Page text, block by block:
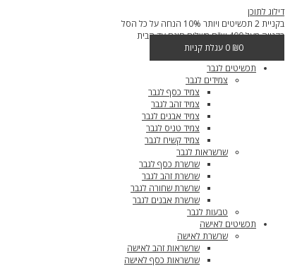
דילוג לתוכן
בקניית 2 תכשיטים ויותר 10% הנחה על כל הסל
בקנייה מעל 400 ש"ח משלוח חינם עד הבית
₪0
0 עגלת קניות
תכשיטים לגבר
צמידים לגבר
צמיד כסף לגבר
צמיד זהב לגבר
צמיד אבנים לגבר
צמיד טניס לגבר
צמיד קשיח לגבר
שרשראות לגבר
שרשרת כסף לגבר
שרשרת זהב לגבר
שרשרת שחורה לגבר
שרשרת אבנים לגבר
טבעות לגבר
תכשיטים לאישה
שרשרת לאישה
שרשראות זהב לאישה
שרשראות כסף לאישה